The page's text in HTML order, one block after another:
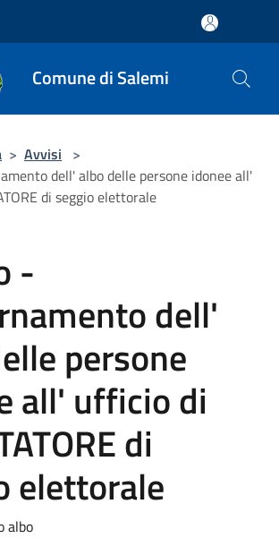
Comune di Salemi
> Avvisi >
dell' albo delle persone idonee all'
di seggio elettorale
-
dell'
persone
all' ufficio di
di
elettorale
albo